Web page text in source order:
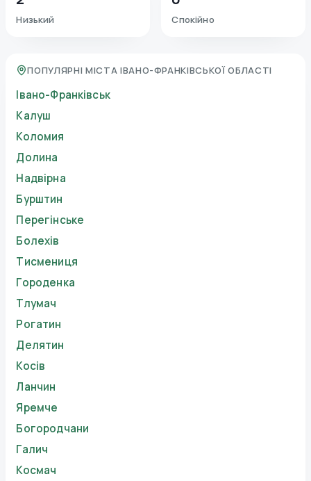
Низький Спокійно
ПОПУЛЯРНІ МІСТА ІВАНО-ФРАНКІВСЬКОЇ ОБЛАСТІ
Івано-Франківськ
Калуш
Коломия
Долина
Надвірна
Бурштин
Перегінське
Болехів
Тисмениця
Городенка
Тлумач
Рогатин
Делятин
Косів
Ланчин
Яремче
Богородчани
Галич
Космач